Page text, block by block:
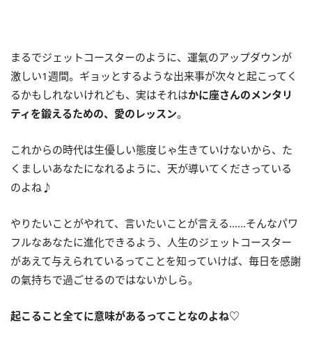
まるでジェットコースターのように、運氣のアップダウンが
激しい1週間。ギョッとするような出来事が次々と起こってく
るかもしれないけれども、実はそれはかに座さんのメンタリ
ティを鍛えるための、愛のレッスン。
これからの時代は生優しい態度じゃ生きていけないから、た
くましいあなたになれるように、天が導いてくださっている
のよね♪
やりたいことがやれて、言いたいことが言える……そんなパワ
フルなあなたに進化できるよう、人生のジェットコースター
があえて与えられているってことを知っていけば、毎日を感謝
の氣持ちで過ごせるのではないかしら。
起こること全てに意味があるってことなのよね♡